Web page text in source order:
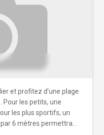
et profitez d’une plage
Pour les petits, une
les plus sportifs, un
6 mètres permettra